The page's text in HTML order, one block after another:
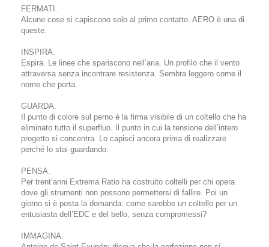
FERMATI.
Alcune cose si capiscono solo al primo contatto. AERO è una di
queste.
INSPIRA.
Espira. Le linee che spariscono nell’aria. Un profilo che il vento
attraversa senza incontrare resistenza. Sembra leggero come il
nome che porta.
GUARDA.
Il punto di colore sul perno è la firma visibile di un coltello che ha
eliminato tutto il superfluo. Il punto in cui la tensione dell’intero
progetto si concentra. Lo capisci ancora prima di realizzare
perché lo stai guardando.
PENSA.
Per trent’anni Extrema Ratio ha costruito coltelli per chi opera
dove gli strumenti non possono permettersi di fallire. Poi un
giorno si è posta la domanda: come sarebbe un coltello per un
entusiasta dell’EDC e del bello, senza compromessi?
IMMAGINA.